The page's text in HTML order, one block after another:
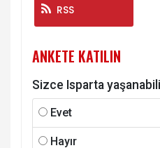
RSS
ANKETE KATILIN
Sizce Isparta
Evet
Hayır